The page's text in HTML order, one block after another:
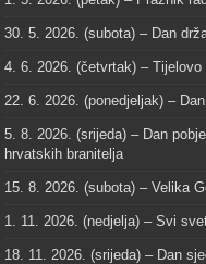
30. 5. 2026. (subota) – Dan
4. 6. 2026. (četvrtak) – Tijelovo
22. 6. 2026. (ponedjeljak) –
5. 8. 2026. (srijeda) – Dan
hrvatskih branitelja
15. 8. 2026. (subota) – Velika
1. 11. 2026. (nedjelja) – Svi
18. 11. 2026. (srijeda) – Dan